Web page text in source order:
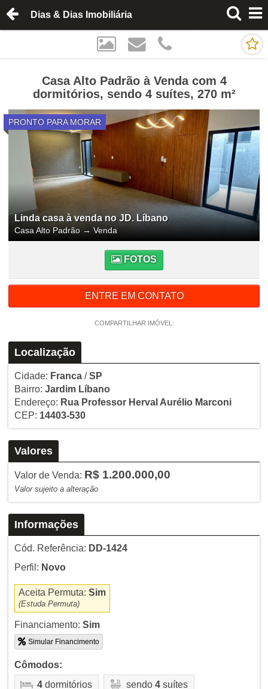
Dias & Dias Imobiliária
Casa Alto Padrão à Venda com 4
dormitórios, sendo 4 suítes, 270 m²
PRONTO PARA MORAR
Linda casa à venda no JD. Líbano
Casa Alto Padrão → Venda
FOTOS
ENTRE EM CONTATO
COMPARTILHAR IMÓVEL:
Localização
Cidade: Franca/SP
Bairro: Jardim Líbano
Endereço: Rua Professor Herval Aurélio Marconi
CEP: 14403-530
Valores
Valor de Venda: R$ 1.200.000,00
Valor sujeito a alteração
Informações
Cód. Referência: DD-1424
Perfil: Novo
Aceita Permuta: Sim
(Estuda Permuta)
Financiamento: Sim
Simular Financimento
Cômodos:
4dormitórios sendo 4suítes